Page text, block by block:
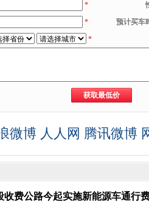
*
*
预计买车
*
微博 人人网 腾讯微博
收费公路今起实施新能源车通行